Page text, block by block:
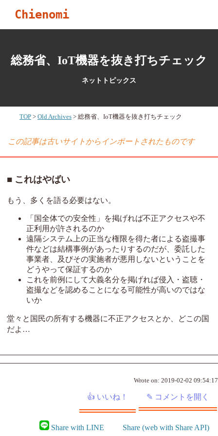
Chienomi
総務省、IoT機器を抜き打ちチェック
ネットトピックス
TOP Old Archives 総務省、IoT機器を抜き打ちチェック
この記事は古いサイトからインポートされたものです
これはやばい
もう、多くを語る必要はない。
「国全体での安全性」を掲げれば不正アクセスや不
正利用が許されるのか
遠隔システム上の正当な権限を得た者による盗撮事
件などは結構事例があったりするのだが、委託した
事業者、及びその実施者が悪用しないということを
どうやって保証するのか
これを前例にして大義名分を掲げれば侵入・盗聴・
盗撮などを認めることになる可能性が高いのではな
いか
堂々と国民の所有する機器に不正アクセスとか、どこの国
だよ…
Wrote on: 2019-02-02 09:54:17
Share with LINE Share (web with Share API)